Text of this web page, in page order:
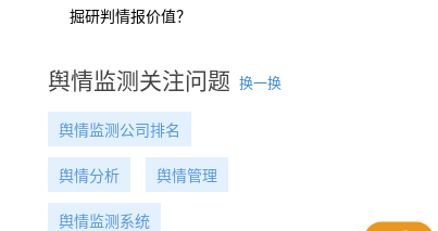
掘研判情报价值？
舆情监测关注问题 换一换
舆情监测公司排名
舆情分析 舆情管理
舆情监测系统